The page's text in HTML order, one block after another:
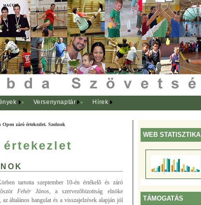
Versenynaptár
Hírek
WEB STATISZTIKA
TÁMOGATÁS
záró értekezlet. Szolnok
tartotta szeptember 10-én értékelõ és záró
Fehér János, a szervezõbizottság elnöke
általános hangulat és a visszajelzések alapján jól